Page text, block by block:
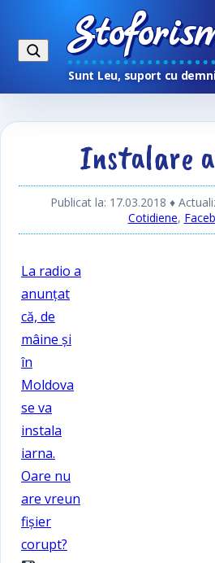
Sunt Leu, suport cu
Instalare
Publicat la: 17.03.2018 ♦
Cotidiene,
La radio a
anunțat
că, de
mâine și
în
Moldova
se va
instala
iarna.
Oare nu
are vreun
fișier
corupt?